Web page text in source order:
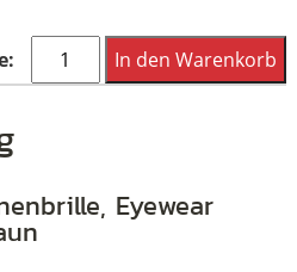
Marc
O
Eyewear
506221
In den Warenkorb
Eyewear